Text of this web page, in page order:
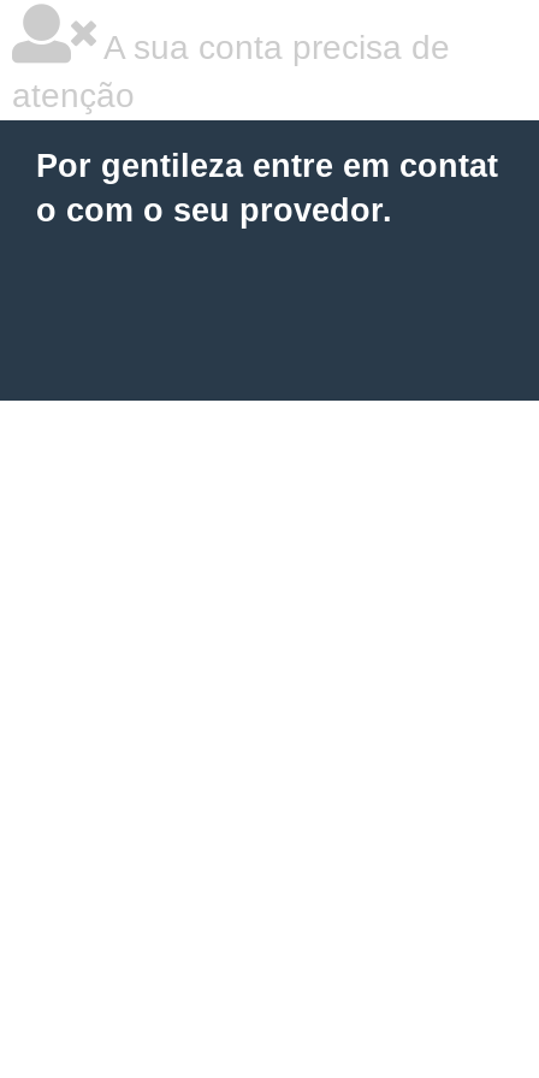
A sua conta precisa de
atenção
Por gentileza entre em contat
o com o seu provedor.